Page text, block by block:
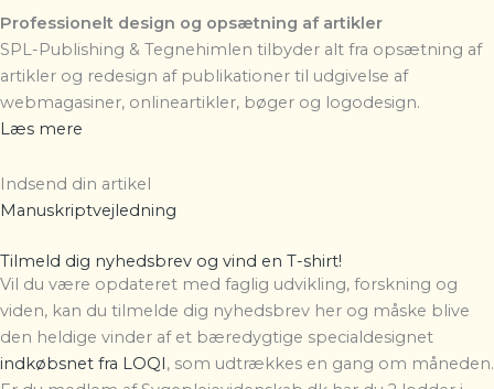
Professionelt design og opsætning af artikler
SPL-Publishing & Tegnehimlen tilbyder alt fra opsætning af
artikler og redesign af publikationer til udgivelse af
webmagasiner, onlineartikler, bøger og logodesign.
Læs mere
Indsend din artikel
Manuskriptvejledning
Tilmeld dig nyhedsbrev og vind en T-shirt!
Vil du være opdateret med faglig udvikling, forskning og
viden, kan du tilmelde dig nyhedsbrev her og måske blive
den heldige vinder af et bæredygtige specialdesignet
indkøbsnet fra LOQI, som udtrækkes en gang om måneden.